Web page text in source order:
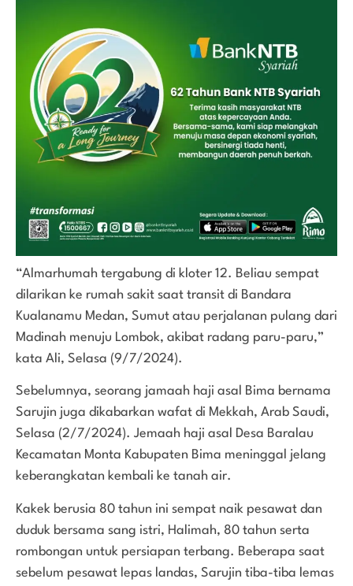
“Almarhumah tergabung di kloter 12. Beliau sempat
dilarikan ke rumah sakit saat transit di Bandara
Kualanamu Medan, Sumut atau perjalanan pulang dari
Madinah menuju Lombok, akibat radang paru-paru,”
kata Ali, Selasa (9/7/2024).
Sebelumnya, seorang jamaah haji asal Bima bernama
Sarujin juga dikabarkan wafat di Mekkah, Arab Saudi,
Selasa (2/7/2024). Jemaah haji asal Desa Baralau
Kecamatan Monta Kabupaten Bima meninggal jelang
keberangkatan kembali ke tanah air.
Kakek berusia 80 tahun ini sempat naik pesawat dan
duduk bersama sang istri, Halimah, 80 tahun serta
rombongan untuk persiapan terbang. Beberapa saat
sebelum pesawat lepas landas, Sarujin tiba-tiba lemas